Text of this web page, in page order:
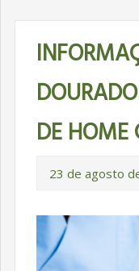
DE HOME
23 de agosto